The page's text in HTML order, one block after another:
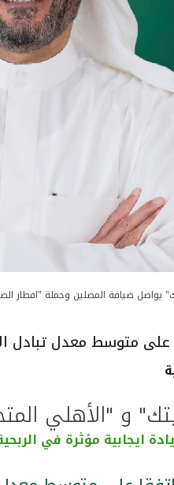
يواصل ضيافة المصلين وحملة "افطار
على متوسط معدل تبادل
و "الأهلي
ايجابية مؤثرة في